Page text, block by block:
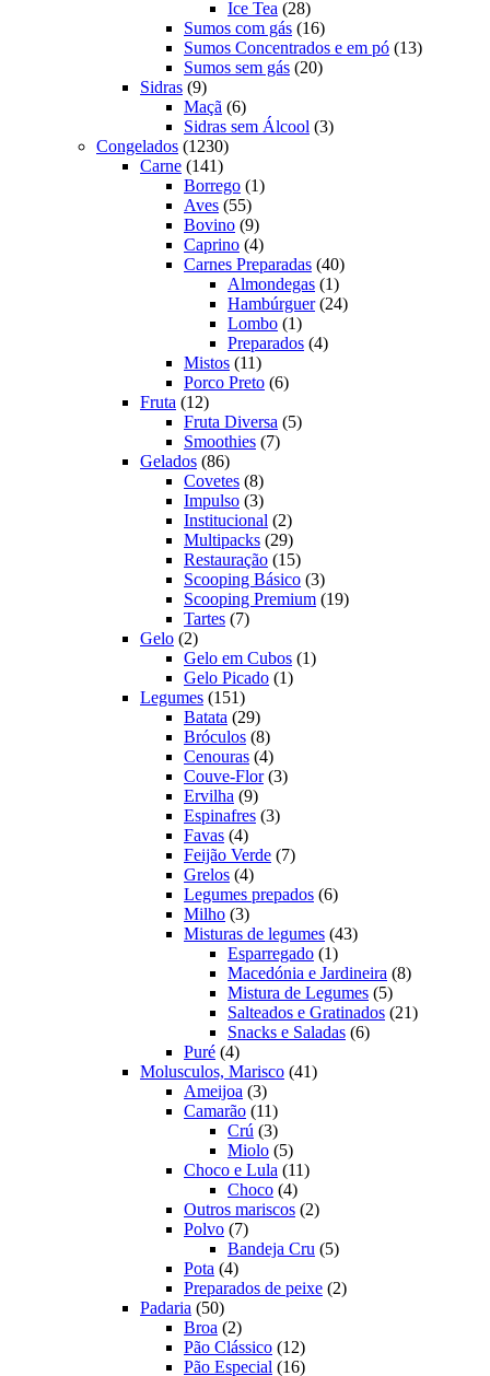
Ice Tea 2828
produtos
Sumos com gás 1616
produtos
Sumos Concentrados e em pó 1313
Sumos sem gás 2020
Sidras 99
produtos
Maçã 66
produtos
Sidras sem Álcool 33
Congelados 12301230
produtos
Carne 141141
produtos
Borrego 11
Aves 5555
produtos
Bovino 99
produtos
Caprino 44
produtos
Carnes Preparadas 4040
produtos
Almondegas 11
produto
Hambúrguer 2424
Lombo 11
produto
Preparados 44
Mistos 1111
produtos
Porco Preto 66
Fruta 1212
produtos
Fruta Diversa 55
Smoothies 77
Gelados 8686
produtos
Covetes 88
produtos
Impulso 33
produtos
Institucional 22
produtos
Multipacks 2929
produtos
Restauração 1515
produtos
Scooping Básico 33
produtos
Scooping Premium 1919
Tartes 77
Gelo 22
produtos
Gelo em Cubos 11
Gelo Picado 11
Legumes 151151
produtos
Batata 2929
produtos
Bróculos 88
produtos
Cenouras 44
produtos
Couve-Flor 33
Ervilha 99
produtos
Espinafres 33
Favas 44
produtos
Feijão Verde 77
Grelos 44
produtos
Legumes prepados 66
Milho 33
produtos
Misturas de legumes 4343
Esparregado 11
produto
Macedónia e Jardineira 88
Mistura de Legumes 55
produtos
Salteados e Gratinados 2121
Snacks e Saladas 66
Puré 44
produtos
Molusculos, Marisco 4141
Ameijoa 33
produtos
Camarão 1111
produtos
Crú 33
produtos
Miolo 55
produtos
Choco e Lula 1111
Choco 44
produtos
Outros mariscos 22
Polvo 77
produtos
Bandeja Cru 55
Pota 44
produtos
Preparados de peixe 22
Padaria 5050
produtos
Broa 22
produtos
Pão Clássico 1212
produtos
Pão Especial 1616